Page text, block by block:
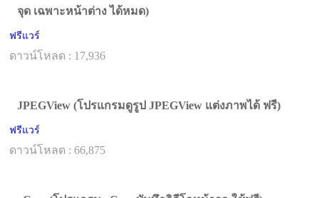
จุด เฉพาะหน้าต่าง ได้หมด)
ฟรีแวร์
ดาวน์โหลด : 17,936
JPEGView (โปรแกรมดูรูป JPEGView แต่งภาพได้ ฟรี)
ฟรีแวร์
ดาวน์โหลด : 66,875